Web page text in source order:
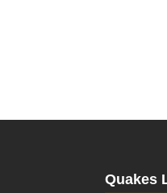
Quakes